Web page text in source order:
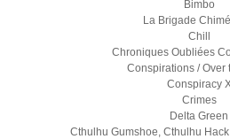
Bimbo
La Brigade
Chill
Chroniques Oubliées
Conspirations / Over
Conspiracy
Crimes
Delta Green
Cthulhu Gumshoe, Cthulhu